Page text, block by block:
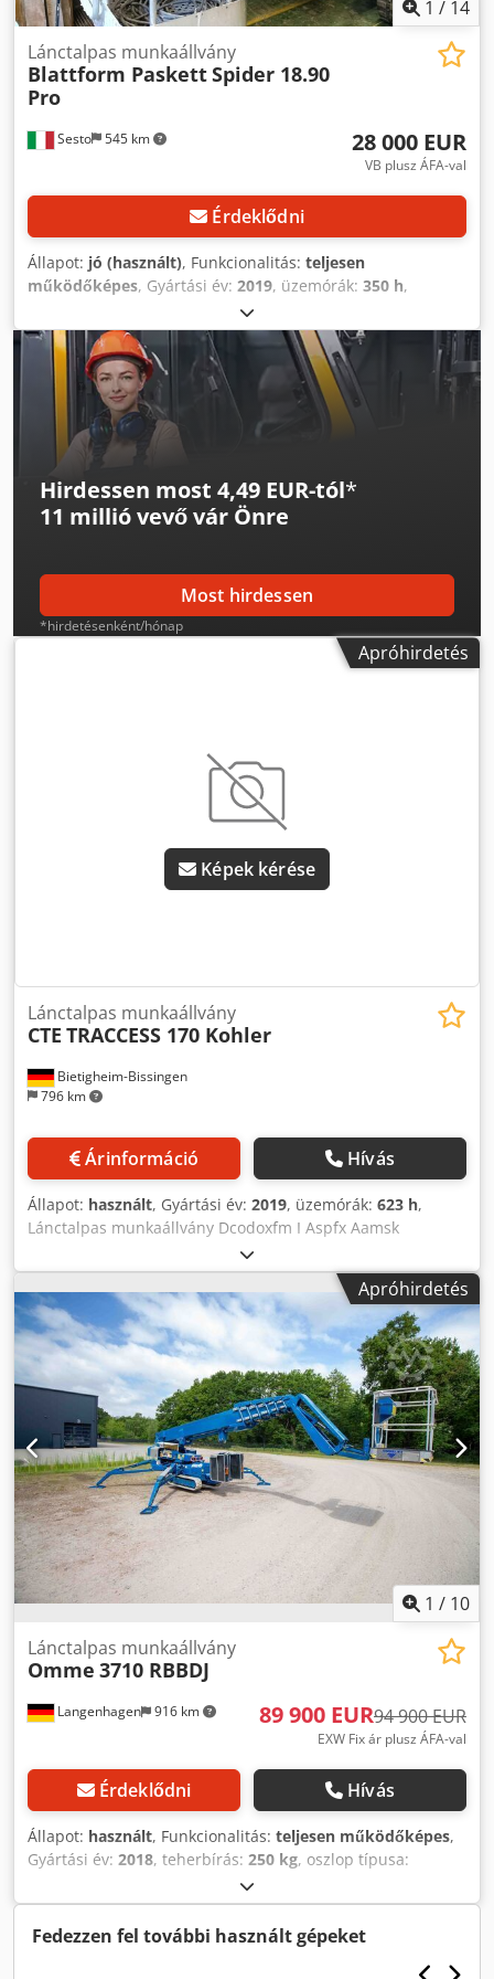
1 / 14
Sesto 545 km
Lánctalpas munkaállvány
Blattform PaskettSpider 18.90
Pro
28 000 EUR
VB plusz ÁFA-val
Érdeklődni
Állapot: jó (használt), Funkcionalitás: teljesen
működőképes, Gyártási év: 2019, üzemórák: 350 h,
9,56 kW (13,00 LE)
típusa:egyéb, saját tömeg:2 600 kg, következő vizsga
(TÜV): 02/2027, üzemanyagtípus: dízel, Lánctalpas
emelőplatform, Spider 18.90 típus, 2019-es évjárat.
Djdpfezqyb Tox Aamjck
Hirdessen most 4,49 EUR-tól*
11 millió vevővár Önre
Most hirdessen
*hirdetésenként/hónap
Apróhirdetés
Képek kérése
Bietigheim-Bissingen
796 km
Lánctalpas munkaállvány
CTE TRACCESS 170 Kohler
Árinformáció Hívás
Állapot: használt, Gyártási év: 2019, üzemórák: 623 h,
Lánctalpas munkaállvány Dcodoxfm I Aspfx Aamsk
Apróhirdetés
1 / 10
Langenhagen 916 km
Lánctalpas munkaállvány
Omme 3710 RBBDJ
89 900 EUR94 900 EUR
EXW Fix ár plusz ÁFA-val
Érdeklődni Hívás
Állapot: használt, Funkcionalitás: teljesen működőképes,
Gyártási év: 2018, teherbírás: 250 kg, oszlop típusa:
, emelési magasság:
5 700 kg, szállítási hossz:6 400 mm, szállítási szélesség:
1 100 mm, szállítási magasság:1 990 mm,
, OMME 3710 RBBDJ lánctalpas
Fedezzen fel további használt gépeket